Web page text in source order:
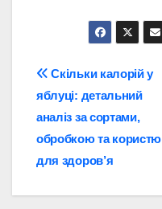
Навігація
записів
Скільки калорій у
яблуці: детальний
аналіз за сортами,
обробкою та користю
для здоров’я